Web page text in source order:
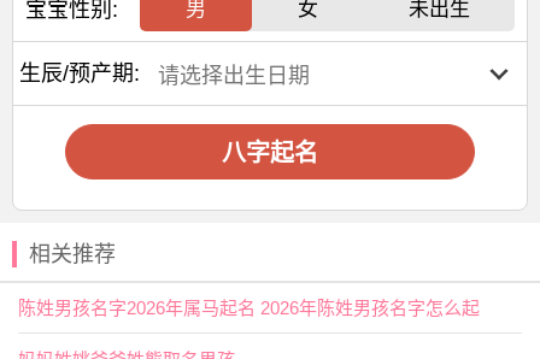
交运年份：
2035 2045 2055 2065 2075 2085 2095 2105 2115
交运年龄：10岁 20岁 30岁 40岁 50岁 60岁 70岁 80
2026年九月初三出生石姓男孩名字
【彗】彗星的简称；也指聪慧的。用作
慧、足智多谋之义。
【珂】指玉名，如鸣珂；马笼头的装饰。又称马珂螺。
用作人名意指冰清玉洁、富贵
宝宝性别: 男 女 未出生
生辰/预产期:
八字起名
相关推荐
陈姓男孩名字2026年属马起名 2026年陈姓男孩名字怎么起